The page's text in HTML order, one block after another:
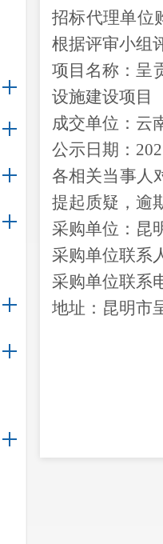
招标代理单位
根据评审小组
项目名称： 呈
设施建设项目
成交单位： 云
公示日期：
各相关当事人
提起质疑，逾
采购单位：昆
采购单位联系
采购单位联系
地址：昆明市